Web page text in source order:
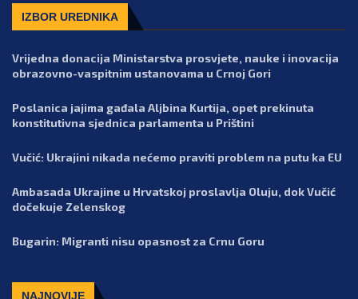
IZBOR UREDNIKA
Vrijedna donacija Ministarstva prosvjete, nauke i inovacija
obrazovno-vaspitnim ustanovama u Crnoj Gori
Poslanica jajima gađala Aljbina Kurtija, opet prekinuta
konstitutivna sjednica parlamenta u Prištini
Vučić: Ukrajini nikada nećemo praviti problem na putu ka EU
Ambasada Ukrajine u Hrvatskoj proslavlja Oluju, dok Vučić
dočekuje Zelenskog
Bugarin: Migranti nisu opasnost za Crnu Goru
NAJNOVIJE